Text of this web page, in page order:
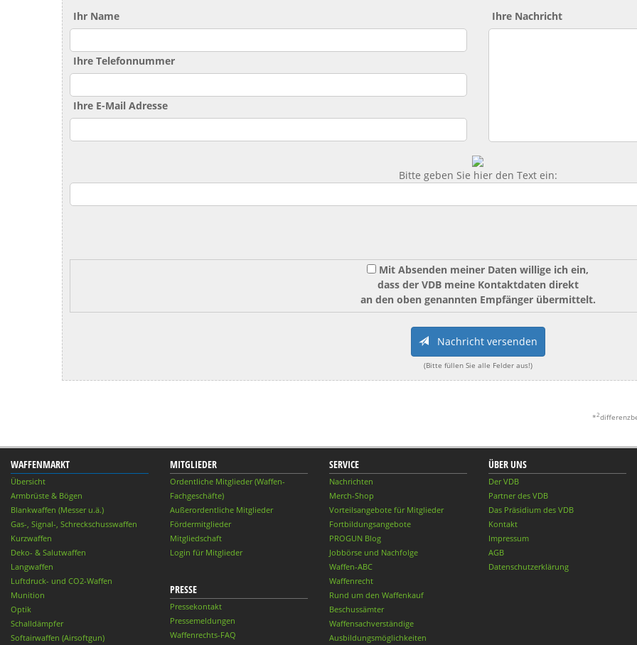
Ihr Name
Ihre Telefonnummer
Ihre E-Mail Adresse
Ihre Nachricht
Bitte geben Sie hier den Text ein:
Mit Absenden meiner Daten willige ich ein,
dass der VDB meine Kontaktdaten direkt
an den oben genannten Empfänger übermittelt.
Nachricht versenden
(Bitte füllen Sie alle Felder aus!)
*2
WAFFENMARKT
Übersicht
Armbrüste & Bögen
Blankwaffen (Messer u.ä.)
Gas-, Signal-, Schreckschusswaffen
Kurzwaffen
Deko- & Salutwaffen
Langwaffen
Luftdruck- und CO2-Waffen
Munition
Optik
Schalldämpfer
Softairwaffen (Airsoftgun)
MITGLIEDER
Ordentliche Mitglieder (Waffen-
Fachgeschäfte)
Außerordentliche Mitglieder
Fördermitglieder
Mitgliedschaft
Login für Mitglieder
PRESSE
Pressekontakt
Pressemeldungen
Waffenrechts-FAQ
SERVICE
Nachrichten
Merch-Shop
Vorteilsangebote für Mitglieder
Fortbildungsangebote
PROGUN Blog
Jobbörse und Nachfolge
Waffen-ABC
Waffenrecht
Rund um den Waffenkauf
Beschussämter
Waffensachverständige
Ausbildungsmöglichkeiten
ÜBER UNS
Der VDB
Partner des VDB
Das Präsidium des VDB
Kontakt
Impressum
AGB
Datenschutzerklärung